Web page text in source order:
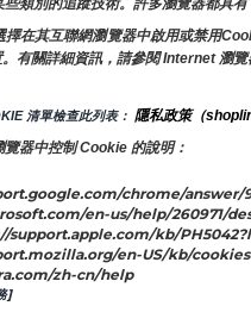
類別的追蹤技術。許多瀏覽器都具
在其互聯網瀏覽器中啟用或禁用
有關詳細資訊，請參閱 Internet 瀏覽
清單檢查此列表： 隱私政策（
器中控制 Cookie 的說明：
chrome/answer/
en-us/help/260971/
support.apple.com/kb/
en-US/kb/
zh-cn/help
]